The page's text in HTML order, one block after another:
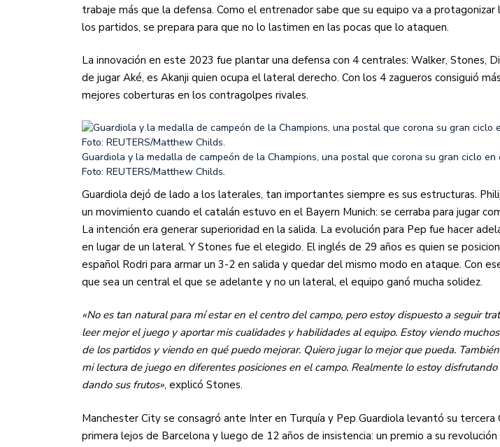
trabaje más que la defensa. Como el entrenador sabe que su equipo va a
los partidos, se prepara para que no lo lastimen en las pocas que lo ataquen.
La innovación en este 2023 fue plantar una defensa con 4 centrales: Walker, Stones,
de jugar Aké, es Akanji quien ocupa el lateral derecho. Con los 4 zagueros consiguió
mejores coberturas en los contragolpes rivales.
Guardiola y la medalla de campeón de la Champions, una postal que corona su gran ciclo en
Foto: REUTERS/Matthew Childs.
Guardiola dejó de lado a los laterales, tan importantes siempre es sus estructuras.
un movimiento cuando el catalán estuvo en el Bayern Munich: se cerraba para jugar
La intención era generar superioridad en la salida. La evolución para Pep fue hacer
en lugar de un lateral. Y Stones fue el elegido. El inglés de 29 años es quien se
español Rodri para armar un 3-2 en salida y quedar del mismo modo en ataque. Con
que sea un central el que se adelante y no un lateral, el equipo ganó mucha solidez.
«No es tan natural para mí estar en el centro del campo, pero estoy dispuesto a seguir
leer mejor el juego y aportar mis cualidades y habilidades al equipo. Estoy viendo
de los partidos y viendo en qué puedo mejorar. Quiero jugar lo mejor que pueda.
mi lectura de juego en diferentes posiciones en el campo. Realmente lo estoy
dando sus frutos», explicó Stones.
Manchester City se consagró ante Inter en Turquía y Pep Guardiola levantó su tercera
primera lejos de Barcelona y luego de 12 años de insistencia: un premio a su